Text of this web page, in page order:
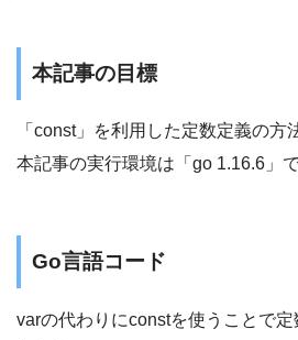
本記事の目標
「const」を利用した定数定義の方
本記事の実行環境は「go 1.16.6」で
Go言語コード
varの代わりにconstを使うことで